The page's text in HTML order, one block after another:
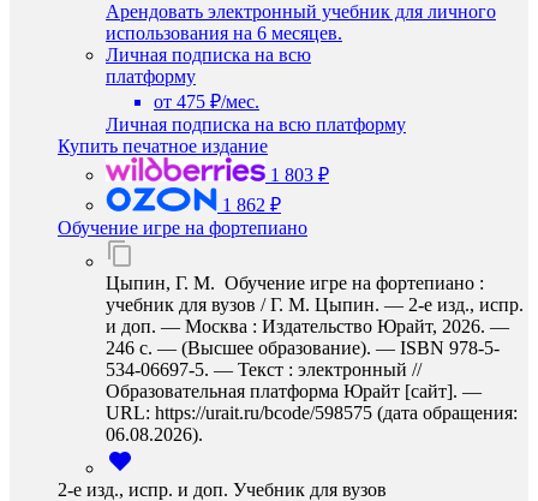
Арендовать электронный учебник для личного
использования на 6 месяцев.
Личная подписка на всю
платформу
от 475 ₽/мес.
Личная подписка на всю платформу
Купить печатное издание
1 803 ₽
1 862 ₽
Обучение игре на фортепиано
Цыпин, Г. М. Обучение игре на фортепиано :
учебник для вузов / Г. М. Цыпин. — 2-е изд., испр.
и доп. — Москва : Издательство Юрайт, 2026. —
246 с. — (Высшее образование). — ISBN 978-5-
534-06697-5. — Текст : электронный //
Образовательная платформа Юрайт [сайт]. —
URL: https://urait.ru/bcode/598575 (дата обращения:
06.08.2026).
2-е изд., испр. и доп. Учебник для вузов